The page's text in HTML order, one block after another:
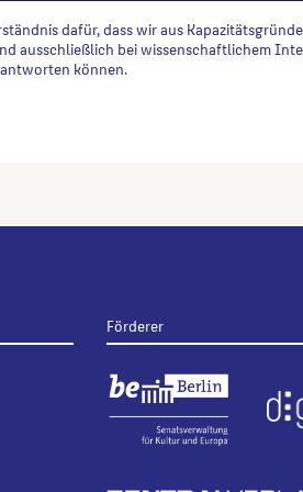
dafür, dass wir aus
ausschließlich bei wissenschaftlichem
können.
Förderer